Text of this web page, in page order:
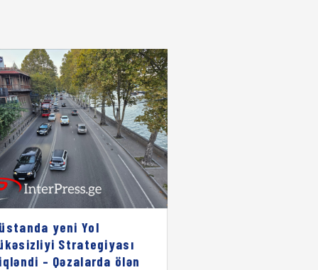
yeni Yol
Strategiyası
– Qəzalarda ölən